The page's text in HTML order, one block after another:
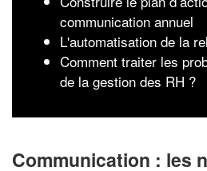
communication annuel
L'automatisation de la
Comment traiter les
de la gestion des RH ?
Communication : les